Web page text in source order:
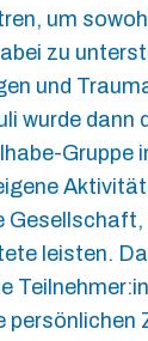
um
zu
und
wurde dann
Gruppe
leisten.
persönlichen